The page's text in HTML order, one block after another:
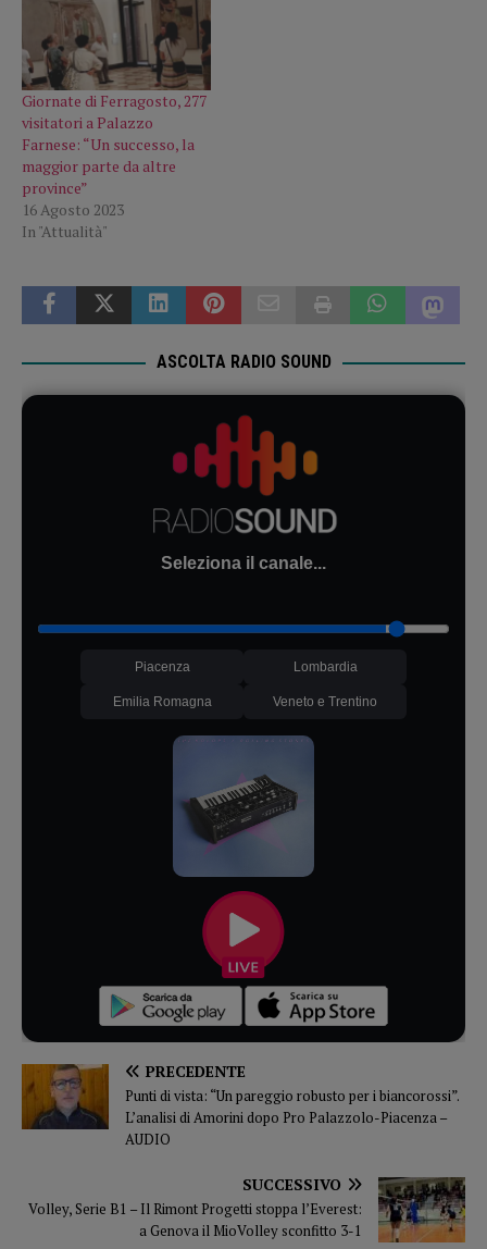
Giornate di Ferragosto, 277
visitatori a Palazzo
Farnese: “Un successo, la
maggior parte da altre
province”
16 Agosto 2023
In "Attualità"
ASCOLTA RADIO SOUND
Seleziona il canale...
Piacenza Lombardia
Emilia Romagna Veneto e Trentino
PRECEDENTE
Punti di vista: “Un pareggio robusto per i biancorossi”.
L’analisi di Amorini dopo Pro Palazzolo-Piacenza –
AUDIO
SUCCESSIVO
Volley, Serie B1 – Il Rimont Progetti stoppa l’Everest:
a Genova il MioVolley sconfitto 3-1